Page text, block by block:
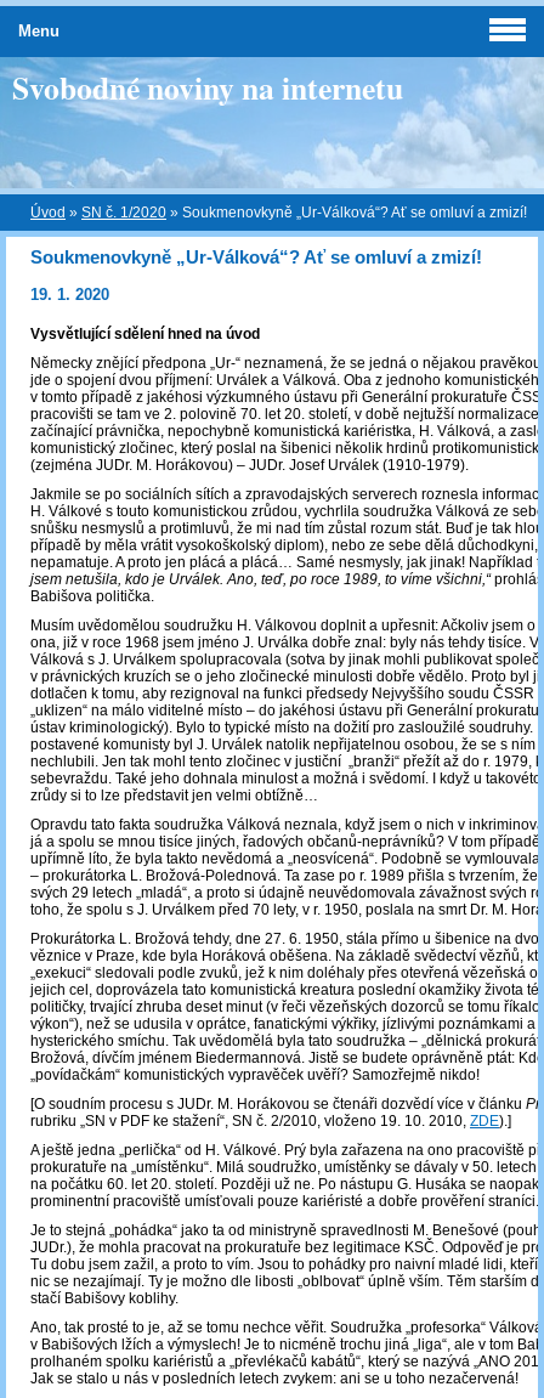
Svobodné noviny na internetu
Úvod » SN č. 1/2020 » Soukmenovkyně „Ur-Válková“? Ať se omluví a zmizí!
Soukmenovkyně „Ur-Válková“? Ať se omluví a zmizí!
19. 1. 2020
Vysvětlující sdělení hned na úvod
Německy znějící předpona „Ur-“ neznamená, že se jedná o nějakou
jde o spojení dvou příjmení: Urválek a Válková. Oba z jednoho
v tomto případě z jakéhosi výzkumného ústavu při Generální prokuratuře
pracovišti se tam ve 2. polovině 70. let 20. století, v době nejtužší
začínající právnička, nepochybně komunistická kariéristka, H. Válková, a
komunistický zločinec, který poslal na šibenici několik hrdinů
(zejména JUDr. M. Horákovou) – JUDr. Josef Urválek (1910-1979).
Jakmile se po sociálních sítích a zpravodajských serverech roznesla
H. Válkové s touto komunistickou zrůdou, vychrlila soudružka Válková ze
snůšku nesmyslů a protimluvů, že mi nad tím zůstal rozum stát. Buď je tak
případě by měla vrátit vysokoškolský diplom), nebo ze sebe dělá důchodkyni,
nepamatuje. A proto jen plácá a plácá… Samé nesmysly, jak jinak! Například
jsem netušila, kdo je Urválek. Ano, teď, po roce 1989, to víme všichni,“
Babišova politička.
Musím uvědomělou soudružku H. Válkovou doplnit a upřesnit: Ačkoliv jsem o
ona, již v roce 1968 jsem jméno J. Urválka dobře znal: byly nás tehdy tisíce. V
Válková s J. Urválkem spolupracovala (sotva by jinak mohli publikovat
v právnických kruzích se o jeho zločinecké minulosti dobře vědělo. Proto byl
dotlačen k tomu, aby rezignoval na funkci předsedy Nejvyššího soudu ČSSR
„uklizen“ na málo viditelné místo – do jakéhosi ústavu při Generální
ústav kriminologický). Bylo to typické místo na dožití pro zasloužilé soudruhy.
postavené komunisty byl J. Urválek natolik nepřijatelnou osobou, že se s ním
nechlubili. Jen tak mohl tento zločinec v justiční „branži“ přežít až do r. 1979,
sebevraždu. Také jeho dohnala minulost a možná i svědomí. I když u
zrůdy si to lze představit jen velmi obtížně…
Opravdu tato fakta soudružka Válková neznala, když jsem o nich v
já a spolu se mnou tisíce jiných, řadových občanů-neprávníků? V tom případě
upřímně líto, že byla takto nevědomá a „neosvícená“. Podobně se
‒ prokurátorka L. Brožová-Polednová. Ta zase po r. 1989 přišla s tvrzením, že
svých 29 letech „mladá“, a proto si údajně neuvědomovala závažnost svých
toho, že spolu s J. Urválkem před 70 lety, v r. 1950, poslala na smrt Dr. M.
Prokurátorka L. Brožová tehdy, dne 27. 6. 1950, stála přímo u šibenice na
věznice v Praze, kde byla Horáková oběšena. Na základě svědectví vězňů,
„exekuci“ sledovali podle zvuků, jež k nim doléhaly přes otevřená vězeňská
jejich cel, doprovázela tato komunistická kreatura poslední okamžiky života
političky, trvající zhruba deset minut (v řeči vězeňských dozorců se tomu říkalo
výkon“), než se udusila v oprátce, fanatickými výkřiky, jízlivými poznámkami a
hysterického smíchu. Tak uvědomělá byla tato soudružka – „dělnická
Brožová, dívčím jménem Biedermannová. Jistě se budete oprávněně ptát:
„povídačkám“ komunistických vypravěček uvěří? Samozřejmě nikdo!
[O soudním procesu s JUDr. M. Horákovou se čtenáři dozvědí více v článku
rubriku „SN v PDF ke stažení“, SN č. 2/2010, vloženo 19. 10. 2010, ZDE).]
A ještě jedna „perlička“ od H. Válkové. Prý byla zařazena na ono pracoviště
prokuratuře na „umístěnku“. Milá soudružko, umístěnky se dávaly v 50. letech
na počátku 60. let 20. století. Později už ne. Po nástupu G. Husáka se naopak
prominentní pracoviště umísťovali pouze kariéristé a dobře prověření straníci.
Je to stejná „pohádka“ jako ta od ministryně spravedlnosti M. Benešové
JUDr.), že mohla pracovat na prokuratuře bez legitimace KSČ. Odpověď je
Tu dobu jsem zažil, a proto to vím. Jsou to pohádky pro naivní mladé lidi, kteří
nic se nezajímají. Ty je možno dle libosti „oblbovat“ úplně vším. Těm starším
stačí Babišovy koblihy.
Ano, tak prosté to je, až se tomu nechce věřit. Soudružka „profesorka“ Válková
v Babišových lžích a výmyslech! Je to nicméně trochu jiná „liga“, ale v tom
prolhaném spolku kariéristů a „převlékačů kabátů“, který se nazývá „ANO
Jak se stalo u nás v posledních letech zvykem: ani se u toho nezačervená!
Menu